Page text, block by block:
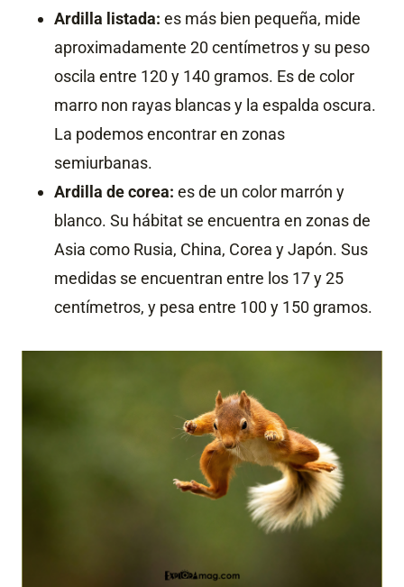
Ardilla listada: es más bien pequeña, mide
aproximadamente 20 centímetros y su peso
oscila entre 120 y 140 gramos. Es de color
marro non rayas blancas y la espalda oscura.
La podemos encontrar en zonas
semiurbanas.
Ardilla de corea: es de un color marrón y
blanco. Su hábitat se encuentra en zonas de
Asia como Rusia, China, Corea y Japón. Sus
medidas se encuentran entre los 17 y 25
centímetros, y pesa entre 100 y 150 gramos.